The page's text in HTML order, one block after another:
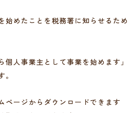
始めたことを税務署に知らせるため
個人事業主として事業を始めます」
ページからダウンロードできます